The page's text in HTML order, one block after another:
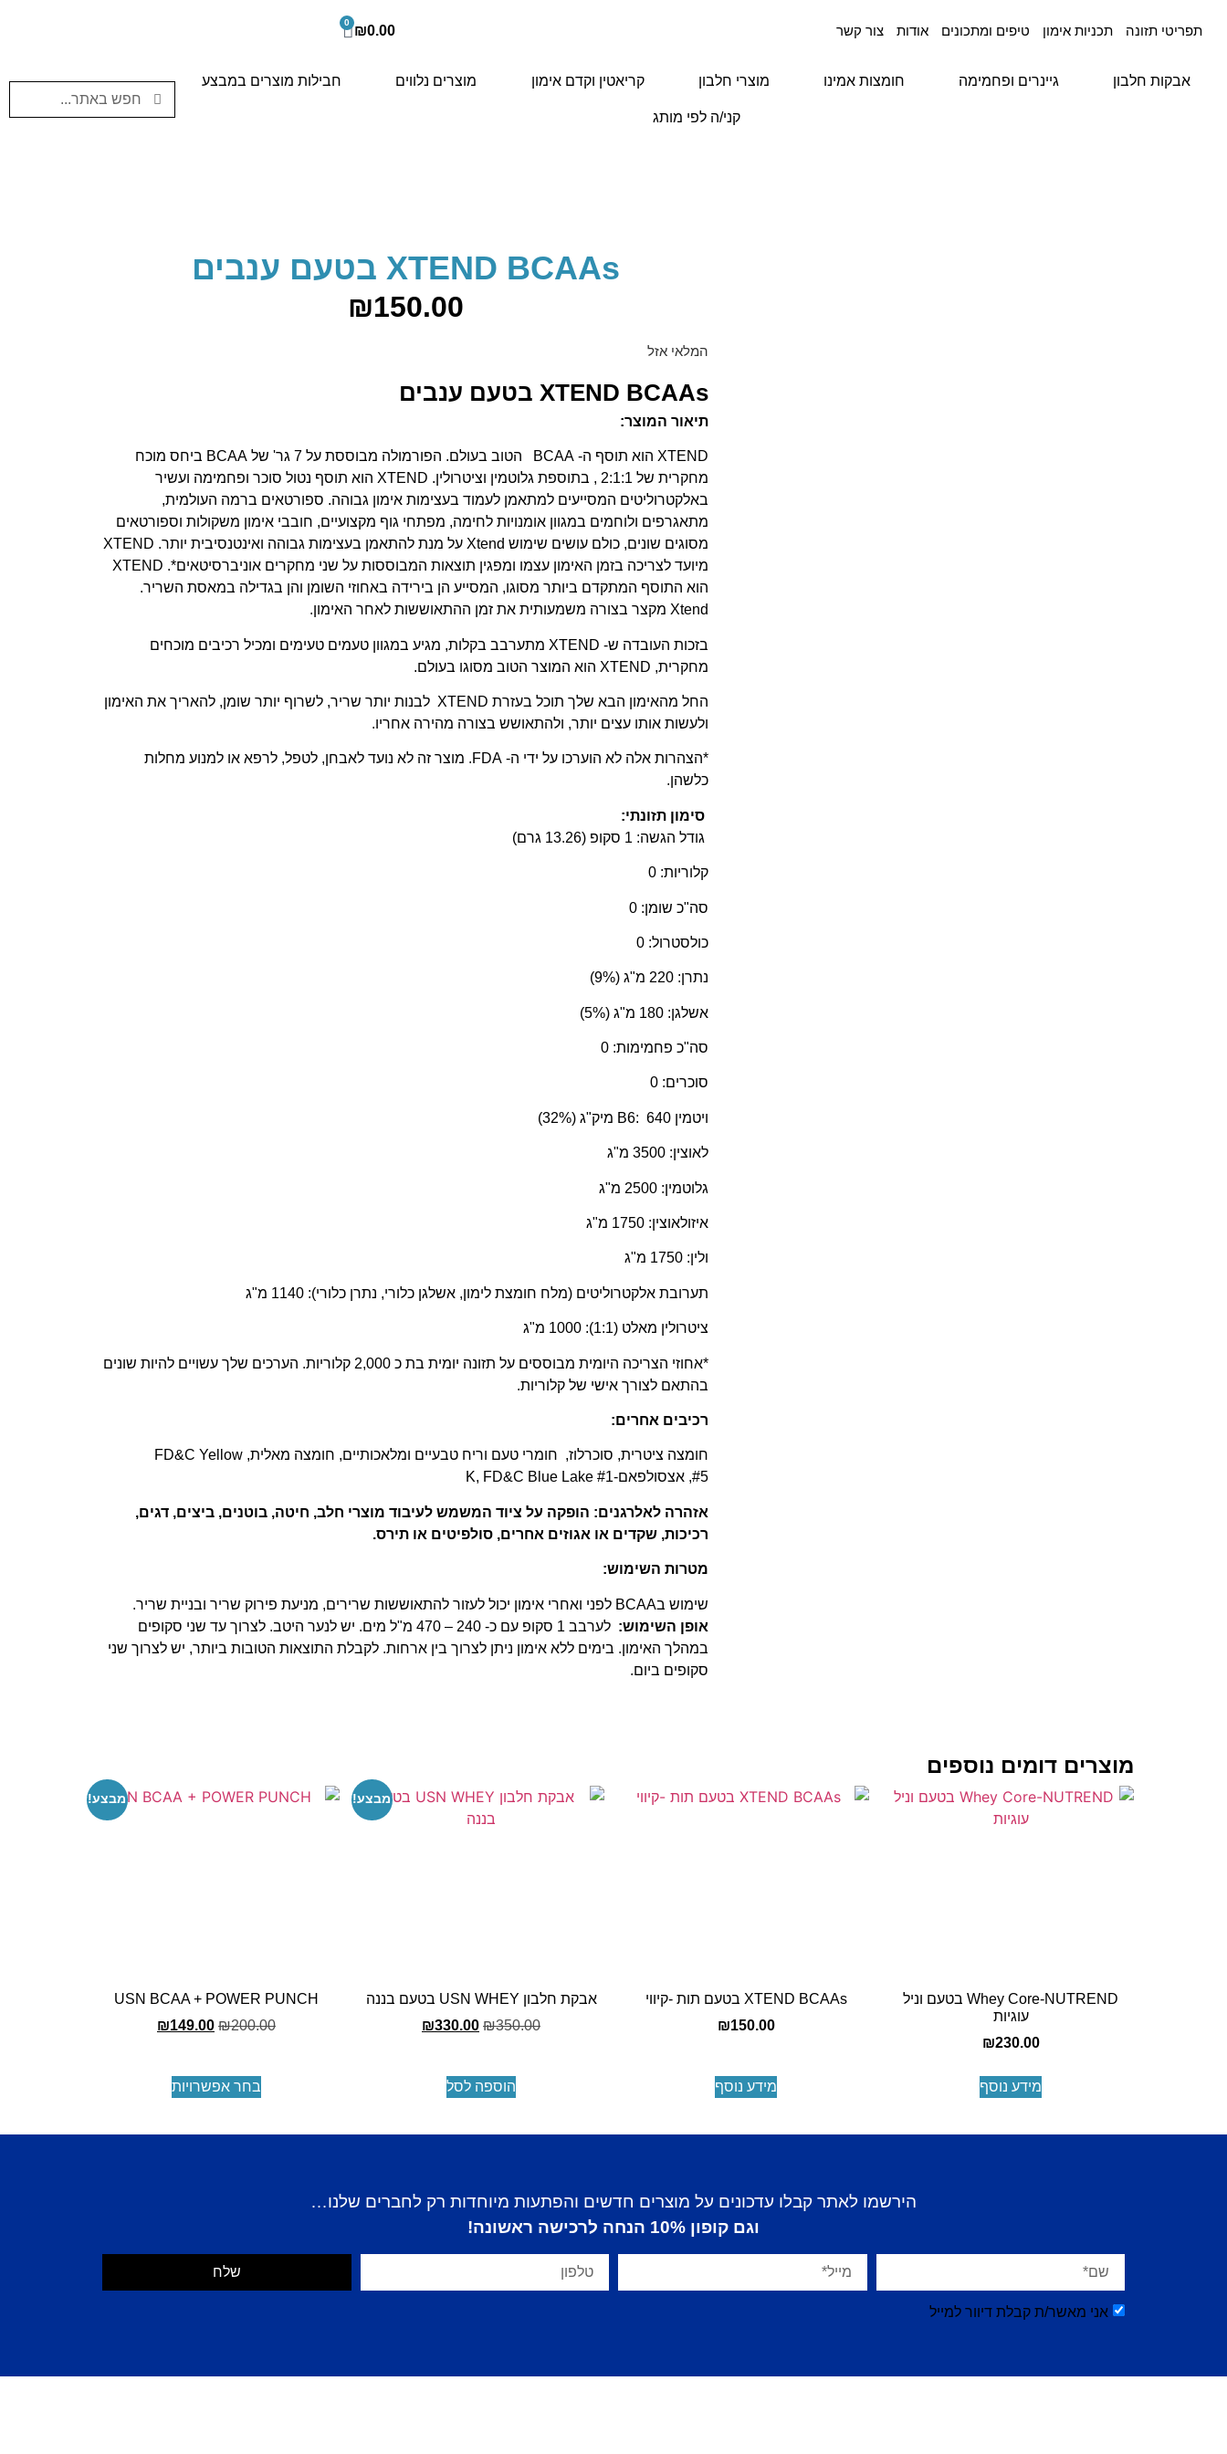
תפריטי תזונה תכניות אימון טיפים ומתכונים אודות צור קשר ₪0.00
0
אבקות חלבון גיינרים ופחמימה חומצות אמינו מוצרי חלבון קריאטין וקדם אימון מוצרים נלווים חבילות מוצרים במבצע
קני/ה לפי מותג
XTEND BCAAs בטעם ענבים
₪150.00
המלאי אזל
XTEND BCAAs בטעם ענבים
תיאור המוצר:
XTEND הוא תוסף ה- BCAA הטוב בעולם. הפורמולה מבוססת על 7 גר' של BCAA ביחס מוכח
מחקרית של 2:1:1 , בתוספת גלוטמין וציטרולין. XTEND הוא תוסף נטול סוכר ופחמימה ועשיר
באלקטרוליטים המסייעים למתאמן לעמוד בעצימות אימון גבוהה. ספורטאים ברמה העולמית,
מתאגרפים ולוחמים במגוון אומנויות לחימה, מפתחי גוף מקצועיים, חובבי אימון משקולות וספורטאים
מסוגים שונים, כולם עושים שימוש Xtend על מנת להתאמן בעצימות גבוהה ואינטנסיבית יותר. XTEND
מיועד לצריכה בזמן האימון עצמו ומפגין תוצאות המבוססות על שני מחקרים אוניברסיטאים*. XTEND
הוא התוסף המתקדם ביותר מסוגו, המסייע הן בירידה באחוזי השומן והן בגדילה במאסת השריר.
Xtend מקצר בצורה משמעותית את זמן ההתאוששות לאחר האימון.
בזכות העובדה ש- XTEND מתערבב בקלות, מגיע במגוון טעמים טעימים ומכיל רכיבים מוכחים
מחקרית, XTEND הוא המוצר הטוב מסוגו בעולם.
החל מהאימון הבא שלך תוכל בעזרת XTEND לבנות יותר שריר, לשרוף יותר שומן, להאריך את האימון
ולעשות אותו עצים יותר, ולהתאושש בצורה מהירה אחריו.
*הצהרות אלה לא הוערכו על ידי ה- FDA. מוצר זה לא נועד לאבחן, לטפל, לרפא או למנוע מחלות
כלשהן.
סימון תזונתי:
גודל הגשה: 1 סקופ (13.26 גרם)
קלוריות: 0
סה"כ שומן: 0
כולסטרול: 0
נתרן: 220 מ"ג (9%)
אשלגן: 180 מ"ג (5%)
סה"כ פחמימות: 0
סוכרים: 0
ויטמין B6: 640 מיק"ג (32%)
לאוצין: 3500 מ"ג
גלוטמין: 2500 מ"ג
איזולאוצין: 1750 מ"ג
ולין: 1750 מ"ג
תערובת אלקטרוליטים (מלח חומצת לימון, אשלגן כלורי, נתרן כלורי): 1140 מ"ג
ציטרולין מאלט (1:1): 1000 מ"ג
*אחוזי הצריכה היומית מבוססים על תזונה יומית בת כ 2,000 קלוריות. הערכים שלך עשויים להיות שונים
בהתאם לצורך אישי של קלוריות.
רכיבים אחרים:
חומצה ציטרית, סוכרלוז, חומרי טעם וריח טבעיים ומלאכותיים, חומצה מאלית, FD&C Yellow
#5, אצסולפאם-K, FD&C Blue Lake #1
אזהרה לאלרגנים: הופקה על ציוד המשמש לעיבוד מוצרי חלב, חיטה, בוטנים, ביצים, דגים,
רכיכות, שקדים או אגוזים אחרים, סולפיטים או תירס.
מטרות השימוש:
שימוש בBCAA לפני ואחרי אימון יכול לעזור להתאוששות שרירים, מניעת פירוק שריר ובניית שריר.
אופן השימוש:
לערבב 1 סקופ עם כ- 240 – 470 מ"ל מים. יש לנער היטב. לצרוך עד שני סקופים
במהלך האימון. בימים ללא אימון ניתן לצרוך בין ארחות. לקבלת התוצאות הטובות ביותר, יש לצרוך שני
סקופים ביום.
מוצרים דומים נוספים
Whey Core-NUTREND בטעם וניל
עוגיות
₪230.00
מידע נוסף
XTEND BCAAs בטעם תות -קיווי
₪150.00
מידע נוסף
מבצע!
אבקת חלבון USN WHEY בטעם בננה
₪350.00
₪330.00
הוספה לסל
מבצע!
USN BCAA + POWER PUNCH
₪200.00
₪149.00
בחר אפשרויות
הירשמו לאתר קבלו עדכונים על מוצרים חדשים והפתעות מיוחדות רק לחברים שלנו…
וגם קופון 10% הנחה לרכישה ראשונה!
אני מאשר/ת קבלת דיוור למייל
שלח